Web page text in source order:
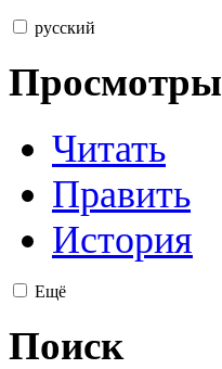
русский
Просмотры
Читать
Править
История
Ещё
Поиск